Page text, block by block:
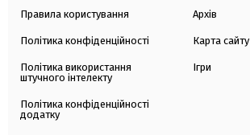
Правила користування
Політика конфіденційності
Політика використання
штучного інтелекту
Політика конфіденційності
додатку
Архів
Карта сайту
Ігри